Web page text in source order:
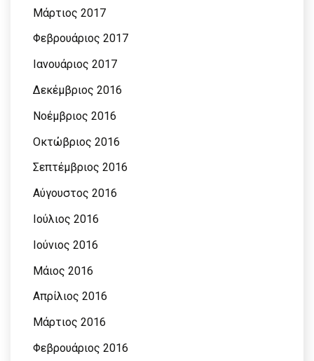
Μάρτιος 2017
Φεβρουάριος 2017
Ιανουάριος 2017
Δεκέμβριος 2016
Νοέμβριος 2016
Οκτώβριος 2016
Σεπτέμβριος 2016
Αύγουστος 2016
Ιούλιος 2016
Ιούνιος 2016
Μάιος 2016
Απρίλιος 2016
Μάρτιος 2016
Φεβρουάριος 2016